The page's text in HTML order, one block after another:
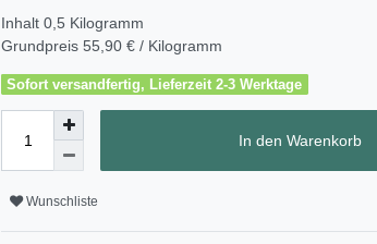
Inhalt 0,5 Kilogramm
Grundpreis 55,90 € / Kilogramm
Sofort versandfertig, Lieferzeit 2-3 Werktage
In den Warenkorb
Wunschliste